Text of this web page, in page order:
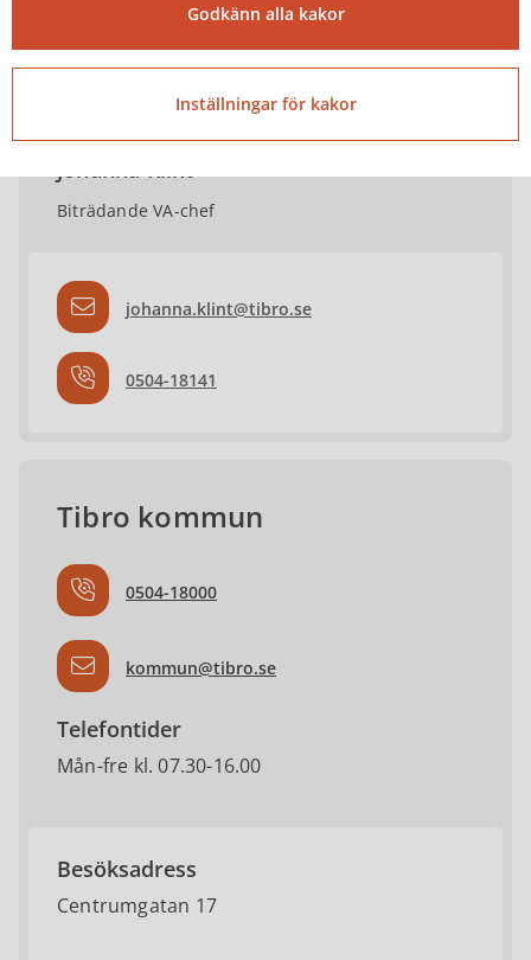
Kontakter
Johanna Klint
Biträdande VA-chef
johanna.klint@tibro.se
0504-18141
Tibro kommun
0504-18000
kommun@tibro.se
Telefontider
Mån-fre kl. 07.30-16.00
Besöksadress
Centrumgatan 17
Godkänn alla kakor
Inställningar för kakor